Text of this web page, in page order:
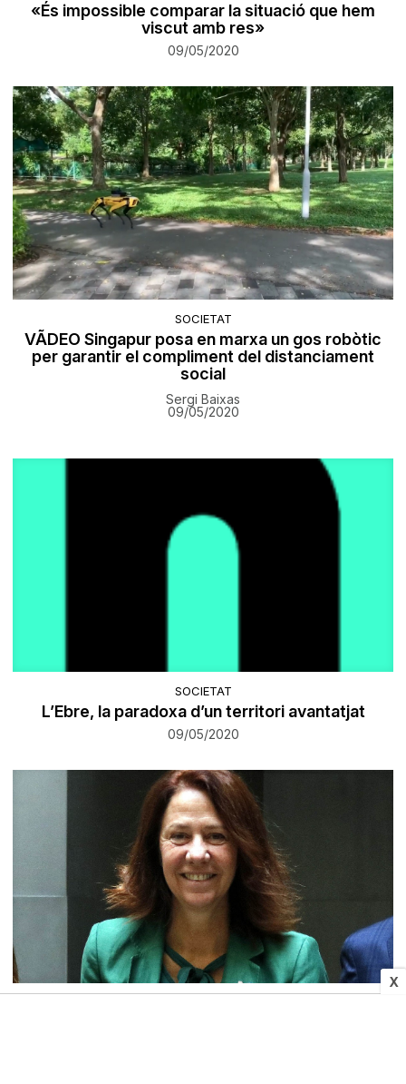
X
«És impossible comparar la situació que hem
viscut amb res»
09/05/2020
SOCIETAT
VÃDEO Singapur posa en marxa un gos robòtic
per garantir el compliment del distanciament
social
Sergi Baixas
09/05/2020
SOCIETAT
L’Ebre, la paradoxa d’un territori avantatjat
09/05/2020